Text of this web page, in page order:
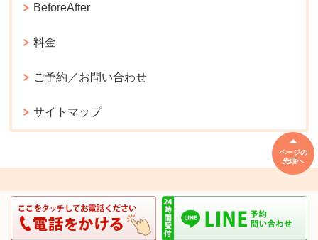
BeforeAfter
料金
ご予約／お問い合わせ
サイトマップ
ページの
先頭へ